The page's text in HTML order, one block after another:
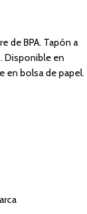
de BPA. Tapón a
Disponible en
en bolsa de papel.